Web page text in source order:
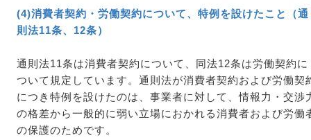
(4)消費者契約・労働契約について、特例を設けたこと（通
則法11条、12条）
通則法11条は消費者契約について、同法12条は労働契約に
ついて規定しています。通則法が消費者契約および労働契
につき特例を設けたのは、事業者に対して、情報力・交渉
の格差から一般的に弱い立場におかれる消費者および労働
の保護のためです。